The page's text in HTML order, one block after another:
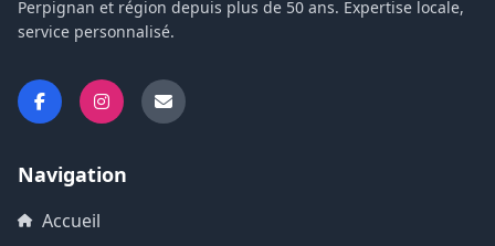
Perpignan et région depuis plus de 50 ans. Expertise locale,
service personnalisé.
Navigation
Accueil